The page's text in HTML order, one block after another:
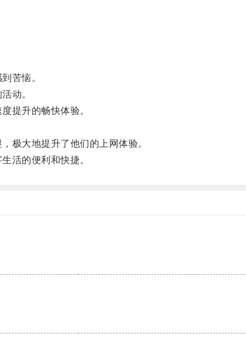
苦恼。
动。
提升的畅快体验。
大地提升了他们的上网体验。
活的便利和快捷。